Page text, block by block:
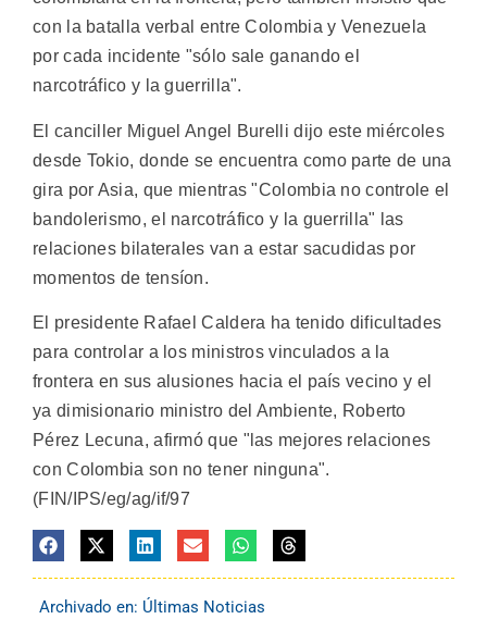
con la batalla verbal entre Colombia y Venezuela
por cada incidente "sólo sale ganando el
narcotráfico y la guerrilla".
El canciller Miguel Angel Burelli dijo este miércoles
desde Tokio, donde se encuentra como parte de una
gira por Asia, que mientras "Colombia no controle el
bandolerismo, el narcotráfico y la guerrilla" las
relaciones bilaterales van a estar sacudidas por
momentos de tensíon.
El presidente Rafael Caldera ha tenido dificultades
para controlar a los ministros vinculados a la
frontera en sus alusiones hacia el país vecino y el
ya dimisionario ministro del Ambiente, Roberto
Pérez Lecuna, afirmó que "las mejores relaciones
con Colombia son no tener ninguna".
(FIN/IPS/eg/ag/if/97
Archivado en: Últimas Noticias